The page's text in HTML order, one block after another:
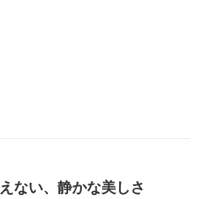
ない、静かな美しさ